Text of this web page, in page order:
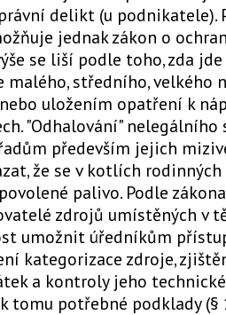
delikt (u podnikatele).
jednak zákon o
se liší podle toho, zda jde
malého, středního, velkého
uložením opatření k
"Odhalování" nelegálního
především jejich
že se v kotlích
palivo. Podle
zdrojů umístěných v
umožnit úředníkům
kategorizace zdroje,
a kontroly jeho
tomu potřebné podklady (§